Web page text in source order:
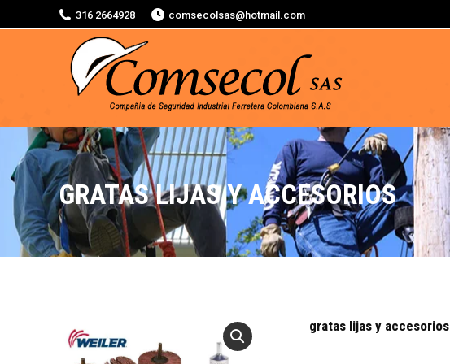
316 2664928 comsecolsas@hotmail.com
GRATAS LIJAS Y ACCESORIOS
gratas lijas y accesorios